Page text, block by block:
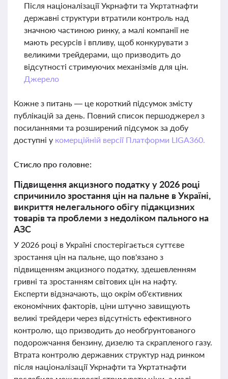
Після націоналізації Укрнафти та Укртатнафти
державні структури втратили контроль над
значною частиною ринку, а малі компанії не
мають ресурсів і впливу, щоб конкурувати з
великими трейдерами, що призводить до
відсутності стримуючих механізмів для цін.
Джерело
Кожне з питань — це короткий підсумок змісту
публікацій за день. Повний список першоджерел з
посиланнями та розширений підсумок за добу
доступні у комерційній версії Платформи LIGA360.
Стисло про головне:
Підвищення акцизного податку у 2026 році
спричинило зростання цін на пальне в Україні,
викриття нелегального обігу підакцизних
товарів та проблеми з недоліком пального на
АЗС
У 2026 році в Україні спостерігається суттєве
зростання цін на пальне, що пов'язано з
підвищенням акцизного податку, здешевленням
гривні та зростанням світових цін на нафту.
Експерти відзначають, що окрім об'єктивних
економічних факторів, ціни штучно завищують
великі трейдери через відсутність ефективного
контролю, що призводить до необґрунтованого
подорожчання бензину, дизелю та скрапленого газу.
Втрата контролю державних структур над ринком
після націоналізації Укрнафти та Укртатнафти